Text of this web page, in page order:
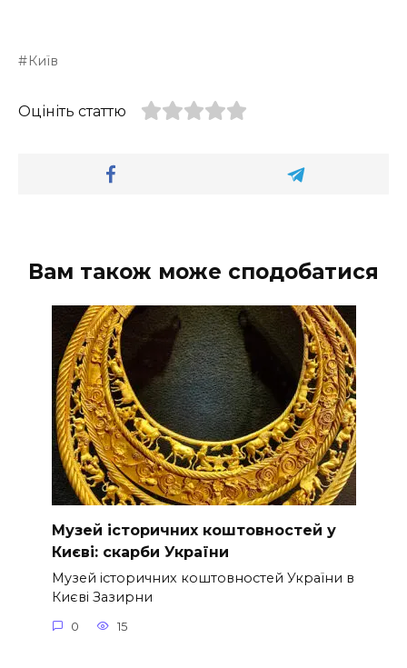
Київ
Оцініть статтю
Вам також може сподобатися
Музей історичних коштовностей у
Києві: скарби України
Музей історичних коштовностей України в
Києві Зазирни
0 15